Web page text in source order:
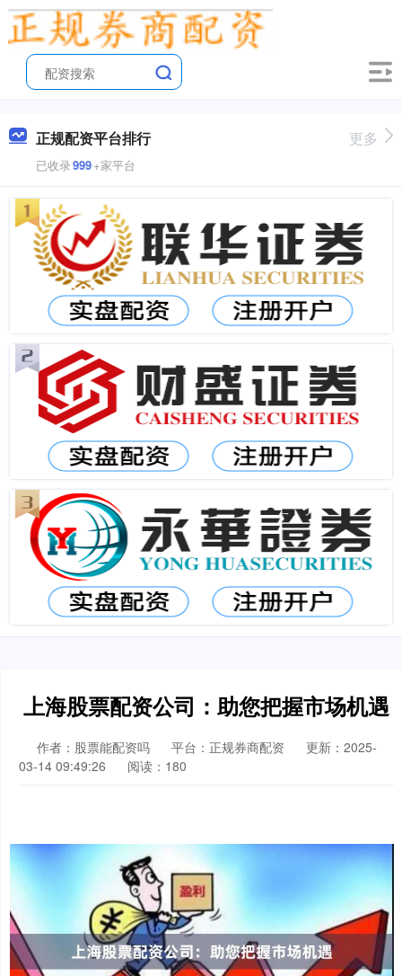
正规配资平台排行
已收录999+家平台
更多
上海股票配资公司：助您把握市场机遇
作者：股票能配资吗 平台：正规券商配资
更新：2025-
03-14 09:49:26
阅读：180